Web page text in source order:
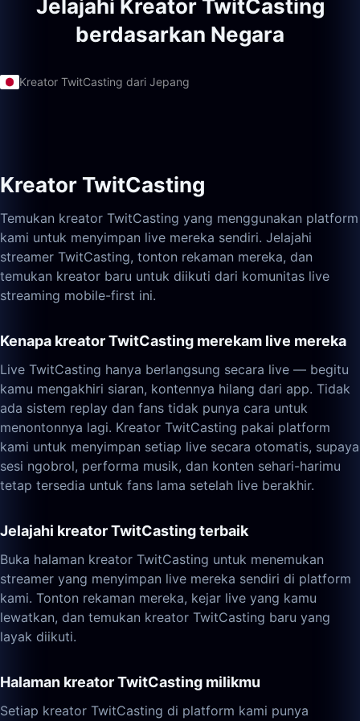
Jelajahi Kreator TwitCasting
berdasarkan Negara
Kreator TwitCasting dari Jepang
Kreator TwitCasting
Temukan kreator TwitCasting yang menggunakan platform
kami untuk menyimpan live mereka sendiri. Jelajahi
streamer TwitCasting, tonton rekaman mereka, dan
temukan kreator baru untuk diikuti dari komunitas live
streaming mobile-first ini.
Kenapa kreator TwitCasting merekam live mereka
Live TwitCasting hanya berlangsung secara live — begitu
kamu mengakhiri siaran, kontennya hilang dari app. Tidak
ada sistem replay dan fans tidak punya cara untuk
menontonnya lagi. Kreator TwitCasting pakai platform
kami untuk menyimpan setiap live secara otomatis, supaya
sesi ngobrol, performa musik, dan konten sehari-harimu
tetap tersedia untuk fans lama setelah live berakhir.
Jelajahi kreator TwitCasting terbaik
Buka halaman kreator TwitCasting untuk menemukan
streamer yang menyimpan live mereka sendiri di platform
kami. Tonton rekaman mereka, kejar live yang kamu
lewatkan, dan temukan kreator TwitCasting baru yang
layak diikuti.
Halaman kreator TwitCasting milikmu
Setiap kreator TwitCasting di platform kami punya